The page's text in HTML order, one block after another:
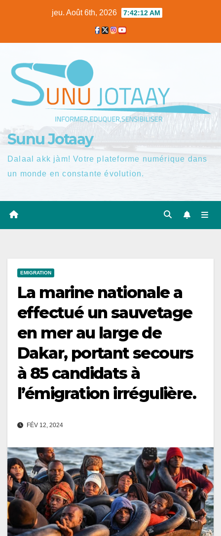
jeu. Août 6th, 2026 7:42:13 AM
Sunu Jotaay
Dalaal akk jàm! Votre plateforme numérique dans
un monde en constante évolution.
EMIGRATION
La marine nationale a
effectué un sauvetage
en mer au large de
Dakar, portant secours
à 85 candidats à
l’émigration irrégulière.
FÉV 12, 2024